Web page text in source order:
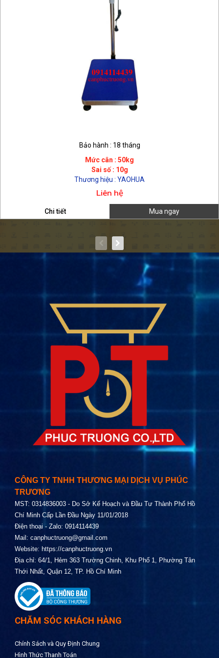
Bảo hành : 18 tháng
Mức cân : 50kg
Sai số : 10g
Thương hiệu : YAOHUA
Liên hệ
Chi tiết Mua ngay
CÔNG TY TNHH THƯƠNG MẠI DỊCH VỤ PHÚC
TRƯƠNG
MST: 0314836003 - Do Sở Kế Hoạch và Đầu Tư Thành Phố Hồ
Chí Minh Cấp Lần Đầu Ngày 11/01/2018
Điện thoại - Zalo: 0914114439
Mail: canphuctruong@gmail.com
Website: https://canphuctruong.vn
Địa chỉ: 64/1, Hẻm 363 Trường Chinh, Khu Phố 1, Phường Tân
Thới Nhất, Quận 12, TP. Hồ Chí Minh
CHĂM SÓC KHÁCH HÀNG
Chính Sách và Quy Định Chung
Hình Thức Thanh Toán